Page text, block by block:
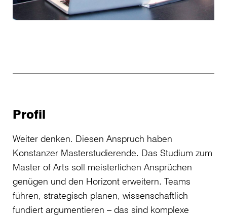
Profil
Weiter denken. Diesen Anspruch haben
Konstanzer Masterstudierende. Das Studium zum
Master of Arts soll meisterlichen Ansprüchen
genügen und den Horizont erweitern. Teams
führen, strategisch planen, wissenschaftlich
fundiert argumentieren – das sind komplexe